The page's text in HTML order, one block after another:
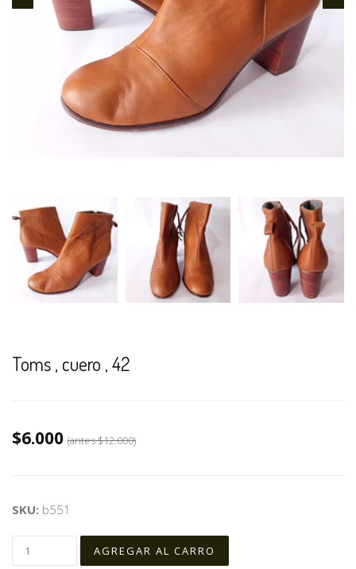
Toms , cuero , 42
$6.000 (antes$12.000)
SKU: b551